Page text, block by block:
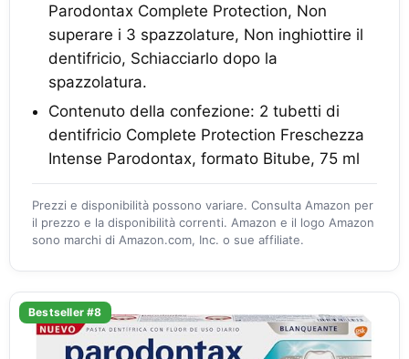
Parodontax Complete Protection, Non
superare i 3 spazzolature, Non inghiottire il
dentifricio, Schiacciarlo dopo la
spazzolatura.
Contenuto della confezione: 2 tubetti di
dentifricio Complete Protection Freschezza
Intense Parodontax, formato Bitube, 75 ml
Prezzi e disponibilità possono variare. Consulta Amazon per
il prezzo e la disponibilità correnti. Amazon e il logo Amazon
sono marchi di Amazon.com, Inc. o sue affiliate.
Bestseller #8